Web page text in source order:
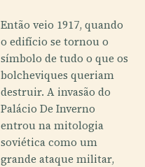
Então veio 1917, quando
o edifício se tornou o
símbolo de tudo o que os
bolcheviques queriam
destruir. A invasão do
Palácio De Inverno
entrou na mitologia
soviética como um
grande ataque militar,